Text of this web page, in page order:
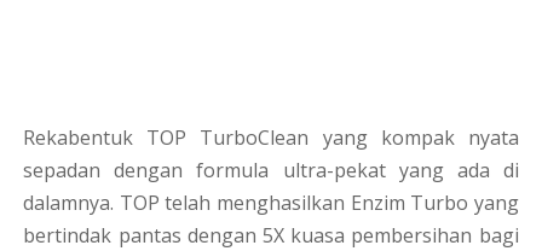
Rekabentuk TOP TurboClean yang kompak nyata
sepadan dengan formula ultra-pekat yang ada di
dalamnya. TOP telah menghasilkan Enzim Turbo yang
bertindak pantas dengan 5X kuasa pembersihan bagi